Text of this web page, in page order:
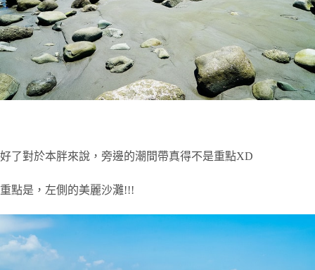
好了對於本胖來說，旁邊的潮間帶真得不是重點XD
重點是，左側的美麗沙灘!!!